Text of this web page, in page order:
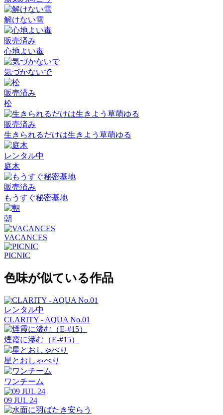
解けない雪
販売済み
心地よい毒
気づかないで
販売済み
松
販売済み
生きられるだけは生きよう草萌ゆる
レンタル中
庭木
販売済み
もうすぐ秘密基地
朝
VACANCES
PICNIC
色味が似ている作品
レンタル中
CLARITY - AQUA No.01
煙霞に滲む（E-#15）
星とおしゃべり
ワンチーム
09 JUL 24